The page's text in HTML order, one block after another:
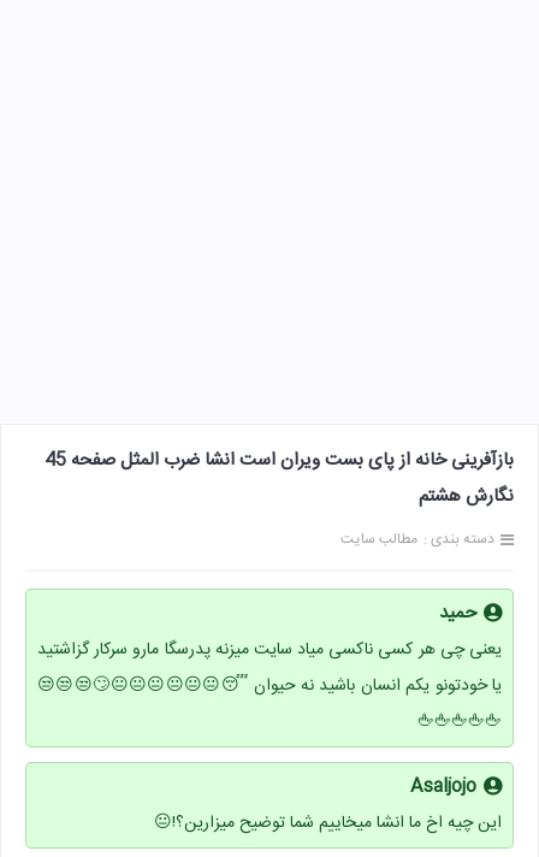
بازآفرینی خانه از پای بست ویران است انشا ضرب المثل صفحه 45
نگارش هشتم
دسته بندی : مطالب سایت
حمید
یعنی چی هر کسی ناکسی میاد سایت میزنه پدرسگا مارو سرکار گزاشتید
یا خودتونو یکم انسان باشید نه حیوان 😴😐😐😐😐😐😐🙄😒😒😒
🖕🖕🖕🖕🖕
Asaljojo
این چیه اخ ما انشا میخاییم شما توضیح میزارین؟!😐